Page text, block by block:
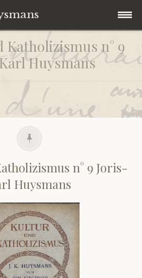
n° 9
Huysmans
n° 9 Joris-
Huysmans